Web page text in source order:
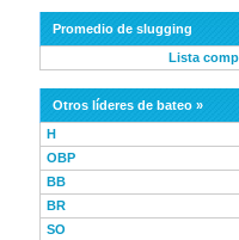
Promedio de slugging
Lista
Otros líderes de bateo »
H
OBP
BB
BR
SO